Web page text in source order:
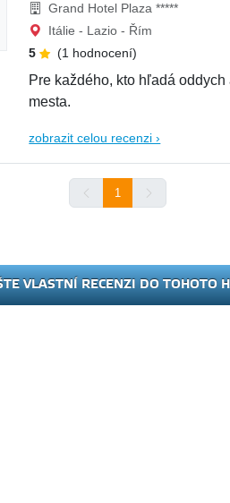
Grand Hotel Plaza *****
Itálie - Lazio - Řím
5
(1 hodnocení)
Pre každého, kto hľadá
mesta.
zobrazit celou recenzi ›
1
VLASTNÍ RECENZI DO TOHOTO